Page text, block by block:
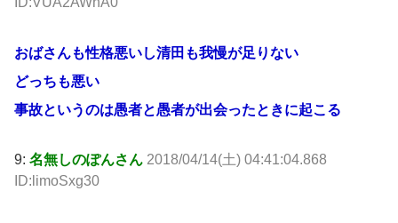
おばさんも性格悪いし清田も我慢が足りない
どっちも悪い
事故というのは愚者と愚者が出会ったときに起こる
9: 名無しのぽんさん 2018/04/14(土) 04:41:04.868
ID:limoSxg30